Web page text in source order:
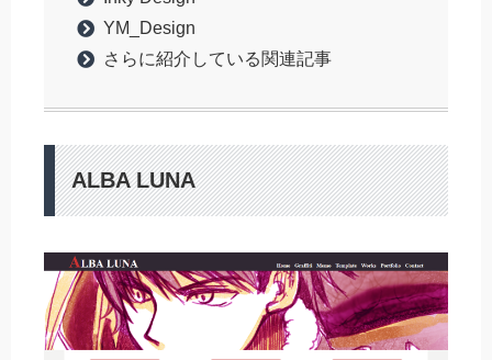
YM_Design
さらに紹介している関連記事
ALBA LUNA